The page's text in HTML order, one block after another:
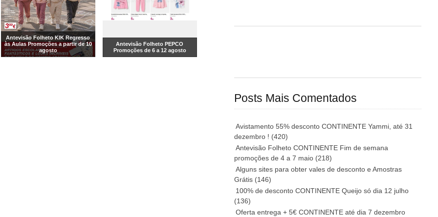
Antevisão Folheto KIK Regresso
às Aulas Promoções a partir de 10
agosto
Antevisão Folheto PEPCO
Promoções de 6 a 12 agosto
Posts Mais Comentados
Avistamento 55% desconto CONTINENTE Yammi, até 31
dezembro ! (420)
Antevisão Folheto CONTINENTE Fim de semana
promoções de 4 a 7 maio (218)
Alguns sites para obter vales de desconto e Amostras
Grátis (146)
100% de desconto CONTINENTE Queijo só dia 12 julho
(136)
Oferta entrega + 5€ CONTINENTE até dia 7 dezembro